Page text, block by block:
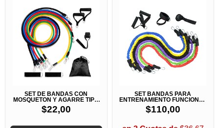
SET DE BANDAS CON
MOSQUETON Y AGARRE TIPO
MANOPLA
$22,00
SET BANDAS PARA
ENTRENAMIENTO FUNCIONAL
O CROSSFIT
$110,00